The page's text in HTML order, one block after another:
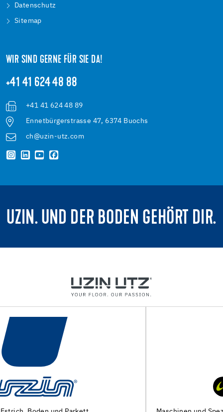
Datenschutz
Sitemap
WIR SIND GERNE FÜR SIE DA!
+41 41 624 48 88
+41 41 624 48 89
Ennetbürgerstrasse 47, 6374 Buochs
ch@uzin-utz.com
UZIN. UND DER BODEN GEHÖRT DIR.